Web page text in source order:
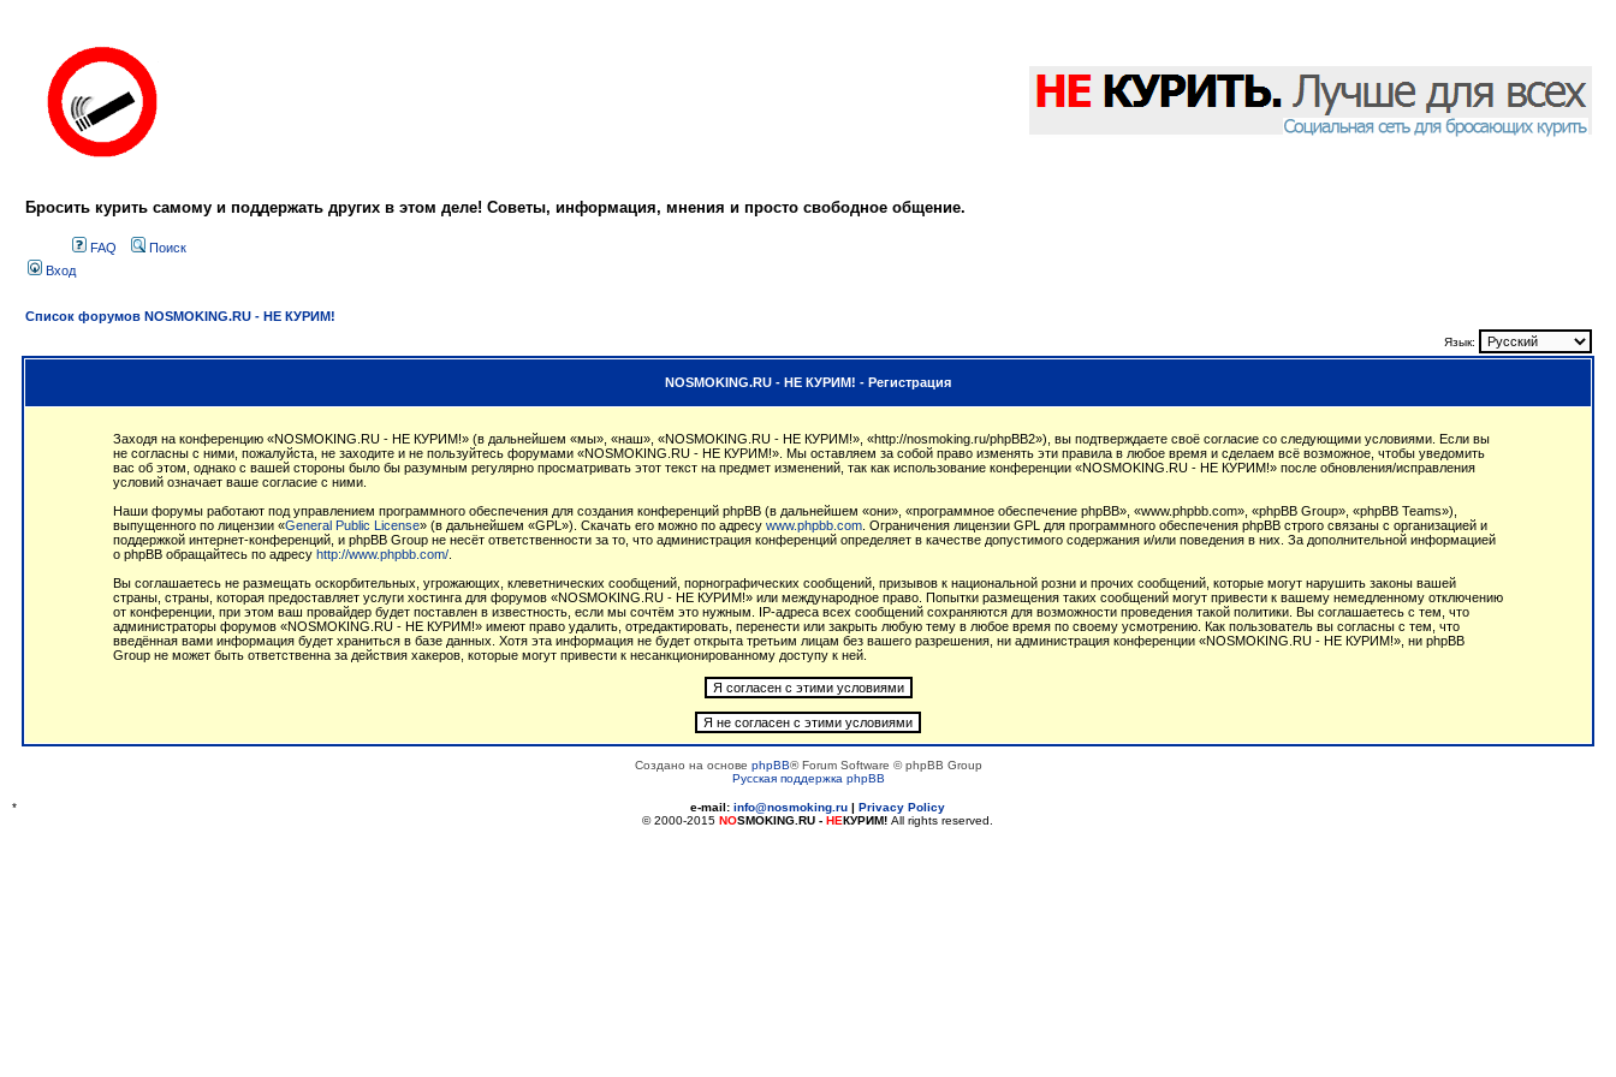
Бросить курить самому и поддержать других в этом деле! Советы, информация, мнения и просто свободное общение.
FAQ
Поиск
Вход
Список форумов NOSMOKING.RU - НЕ КУРИМ!
Язык:
NOSMOKING.RU - НЕ КУРИМ! - Регистрация
Заходя на конференцию «NOSMOKING.RU - НЕ КУРИМ!» (в дальнейшем «мы», «наш», «NOSMOKING.RU - НЕ КУРИМ!», «http://nosmoking.ru/phpBB2»), вы подтверждаете своё согласие со следующими условиями. Если вы
не согласны с ними, пожалуйста, не заходите и не пользуйтесь форумами «NOSMOKING.RU - НЕ КУРИМ!». Мы оставляем за собой право изменять эти правила в любое время и сделаем всё возможное, чтобы уведомить
вас об этом, однако с вашей стороны было бы разумным регулярно просматривать этот текст на предмет изменений, так как использование конференции «NOSMOKING.RU - НЕ КУРИМ!» после обновления/исправления
условий означает ваше согласие с ними.
Наши форумы работают под управлением программного обеспечения для создания конференций phpBB (в дальнейшем «они», «программное обеспечение phpBB», «www.phpbb.com», «phpBB Group», «phpBB Teams»),
выпущенного по лицензии «General Public License» (в дальнейшем «GPL»). Скачать его можно по адресу www.phpbb.com . Ограничения лицензии GPL для программного обеспечения phpBB строго связаны с организацией и
поддержкой интернет-конференций, и phpBB Group не несёт ответственности за то, что администрация конференций определяет в качестве допустимого содержания и/или поведения в них. За дополнительной информацией
о phpBB обращайтесь по адресу http://www.phpbb.com/
Вы соглашаетесь не размещать оскорбительных, угрожающих, клеветнических сообщений, порнографических сообщений, призывов к национальной розни и прочих сообщений, которые могут нарушить законы вашей
страны, страны, которая предоставляет услуги хостинга для форумов «NOSMOKING.RU - НЕ КУРИМ!» или международное право. Попытки размещения таких сообщений могут привести к вашему немедленному отключению
от конференции, при этом ваш провайдер будет поставлен в известность, если мы сочтём это нужным. IP-адреса всех сообщений сохраняются для возможности проведения такой политики. Вы соглашаетесь с тем, что
администраторы форумов «NOSMOKING.RU - НЕ КУРИМ!» имеют право удалить, отредактировать, перенести или закрыть любую тему в любое время по своему усмотрению. Как пользователь вы согласны с тем, что
введённая вами информация будет храниться в базе данных. Хотя эта информация не будет открыта третьим лицам без вашего разрешения, ни администрация конференции «NOSMOKING.RU - НЕ КУРИМ!», ни phpBB
Group не может быть ответственна за действия хакеров, которые могут привести к несанкционированному доступу к ней.
Создано на основе phpBB® Forum Software © phpBB Group
Русская поддержка phpBB
* e-mail: info@nosmoking.ru | Privacy Policy
© 2000-2015 NOSMOKING.RU - НЕКУРИМ! All rights reserved.